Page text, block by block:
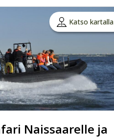
Katso kartalla
Naissaarelle ja